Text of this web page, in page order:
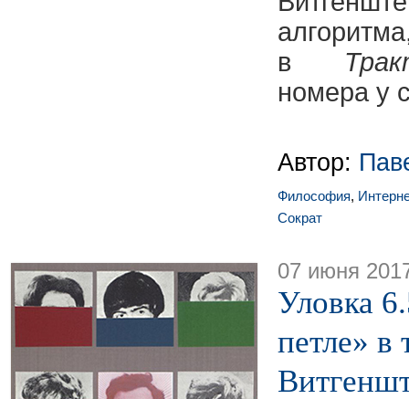
в
номера у
Автор:
Философия,
Сократ
07 июня
Уловка
петле» в